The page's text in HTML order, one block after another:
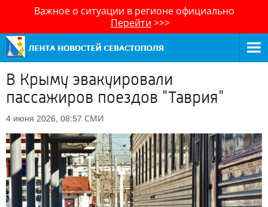
Важное о ситуации в регионе официально
Перейти >>>
В Крыму эвакуировали
пассажиров поездов "Таврия"
4 июня 2026, 08:57 СМИ